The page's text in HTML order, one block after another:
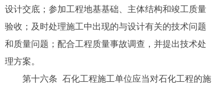
设计交底；参加工程地基基础、主体结构和竣工质量
验收；及时处理施工中出现的与设计有关的技术问题
和质量问题；配合工程质量事故调查，并提出技术处
理方案。
第十六条 石化工程施工单位应当对石化工程的施